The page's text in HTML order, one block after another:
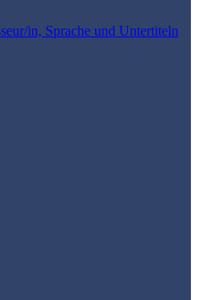
in, Sprache und Untertiteln